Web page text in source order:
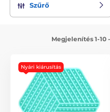
Szűrő
Megjelenítés 1-
Nyári kiárusítás